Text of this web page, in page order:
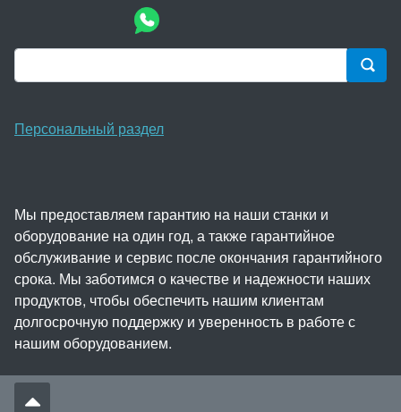
Персональный раздел
Мы предоставляем гарантию на наши станки и
оборудование на один год, а также гарантийное
обслуживание и сервис после окончания гарантийного
срока. Мы заботимся о качестве и надежности наших
продуктов, чтобы обеспечить нашим клиентам
долгосрочную поддержку и уверенность в работе с
нашим оборудованием.